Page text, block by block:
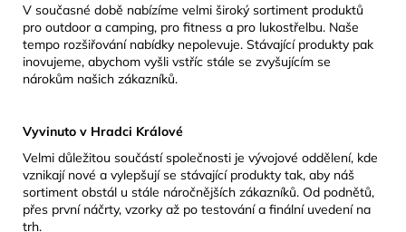
V současné době nabízíme velmi široký sortiment produktů
pro outdoor a camping, pro fitness a pro lukostřelbu. Naše
tempo rozšiřování nabídky nepolevuje. Stávající produkty pak
inovujeme, abychom vyšli vstříc stále se zvyšujícím se
nárokům našich zákazníků.
Vyvinuto v Hradci Králové
Velmi důležitou součástí společnosti je vývojové oddělení, kde
vznikají nové a vylepšují se stávající produkty tak, aby náš
sortiment obstál u stále náročnějších zákazníků. Od podnětů,
přes první náčrty, vzorky až po testování a finální uvedení na
trh.